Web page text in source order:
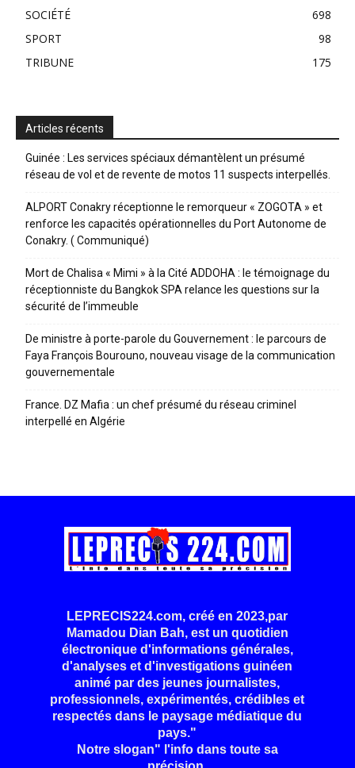
SOCIÉTÉ
698
SPORT
98
TRIBUNE
175
Articles récents
Guinée : Les services spéciaux démantèlent un présumé
réseau de vol et de revente de motos 11 suspects interpellés.
ALPORT Conakry réceptionne le remorqueur « ZOGOTA » et
renforce les capacités opérationnelles du Port Autonome de
Conakry. ( Communiqué)
Mort de Chalisa « Mimi » à la Cité ADDOHA : le témoignage du
réceptionniste du Bangkok SPA relance les questions sur la
sécurité de l’immeuble
De ministre à porte-parole du Gouvernement : le parcours de
Faya François Bourouno, nouveau visage de la communication
gouvernementale
France. DZ Mafia : un chef présumé du réseau criminel
interpellé en Algérie
LEPRECIS224.com, créé en 2023,par
Mamadou Dian Bah, est un quotidien
électronique d'informations générales,
d'analyses et d'investigations guinéen
animé par des jeunes journalistes,
professionnels, expérimentés, crédibles et
respectés dans le paysage médiatique du
pays."
Notre slogan" l'info dans toute sa